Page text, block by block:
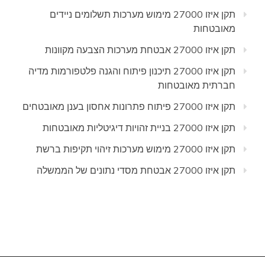
תקן איזו 27000 מימוש מערכות תשלומים ניידים
מאובטחות
תקן איזו 27000 אבטחת מערכות הצבעה מקוונות
תקן איזו 27000 תיכנון פיתוח והגנה פלטפורמות מדיה
חברתית מאובטחות
תקן איזו 27000 פיתוח פתרונות אחסון בענן מאובטחים
תקן איזו 27000 בניית זהויות דיגיטליות מאובטחות
תקן איזו 27000 מימוש מערכות זיהוי תקיפות ברשת
תקן איזו 27000 אבטחת מסדי נתונים של הממשלה